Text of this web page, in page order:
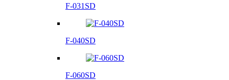
F-031SD
F-040SD
F-060SD